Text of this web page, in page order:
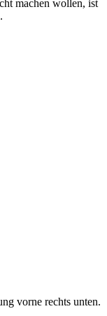
machen wollen, ist
vorne rechts unten.